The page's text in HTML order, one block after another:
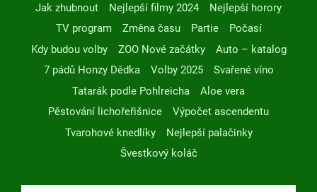
Jak zhubnout Nejlepší filmy 2024
Nejlepší horory
TV program
Změna času Partie
Počasí
Kdy budou volby
ZOO Nové začátky
Auto – katalog
7 pádů Honzy Dědka
Volby 2025
Svařené víno
Tatarák podle Pohlreicha
Aloe vera
Pěstování lichořeřišnice
Výpočet ascendentu
Tvarohové knedlíky
Nejlepší palačinky
Švestkový koláč